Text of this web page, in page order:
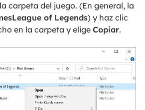
carpeta del juego. (En general, la
of Legends) y haz clic
en la carpeta y elige Copiar.